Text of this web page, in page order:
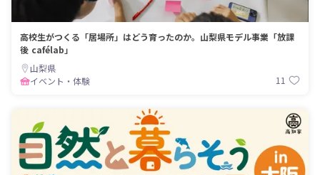
高校生がつくる「居場所」はどう育ったのか。山梨県モデル事業「放課
後 cafélab」
山梨県
イベント・体験
11